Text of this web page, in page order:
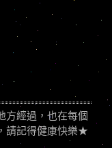
方經過，也在每個
請記得健康快樂★